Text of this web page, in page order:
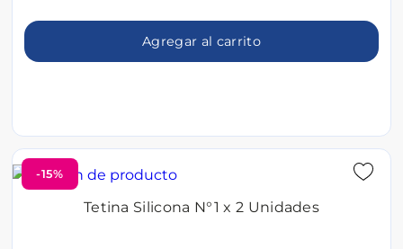
Agregar al carrito
-15%
Tetina Silicona N°1 x 2 Unidades